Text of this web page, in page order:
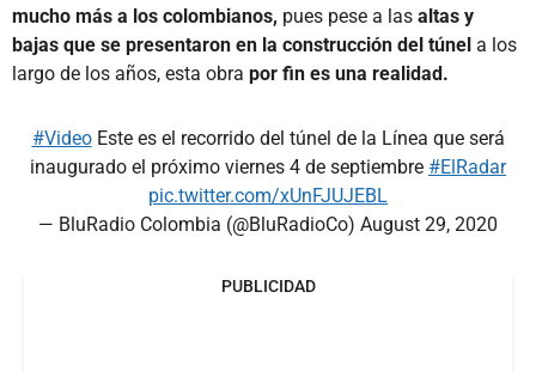
mucho más a los colombianos, pues pese a las altas y
bajas que se presentaron en la construcción del túnel a los
largo de los años, esta obra por fin es una realidad.
#VideoEste es el recorrido del túnel de la Línea que será
inaugurado el próximo viernes 4 de septiembre #ElRadar
pic.twitter.com/xUnFJUJEBL
— BluRadio Colombia (@BluRadioCo) August 29, 2020
PUBLICIDAD